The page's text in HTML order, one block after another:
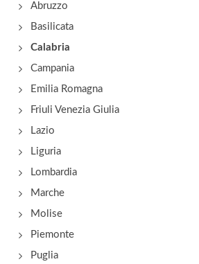
Abruzzo
Basilicata
Calabria
Campania
Emilia Romagna
Friuli Venezia Giulia
Lazio
Liguria
Lombardia
Marche
Molise
Piemonte
Puglia